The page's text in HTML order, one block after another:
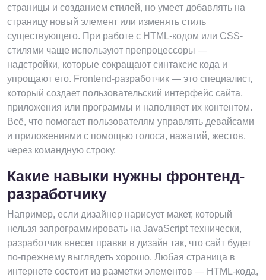
страницы и созданием стилей, но умеет добавлять на
страницу новый элемент или изменять стиль
существующего. При работе с HTML-кодом или CSS-
стилями чаще используют препроцессоры —
надстройки, которые сокращают синтаксис кода и
упрощают его. Frontend-разработчик — это специалист,
который создает пользовательский интерфейс сайта,
приложения или программы и наполняет их контентом.
Всё, что помогает пользователям управлять девайсами
и приложениями с помощью голоса, нажатий, жестов,
через командную строку.
Какие навыки нужны фронтенд-
разработчику
Например, если дизайнер нарисует макет, который
нельзя запрограммировать на JavaScript технически,
разработчик внесет правки в дизайн так, что сайт будет
по-прежнему выглядеть хорошо. Любая страница в
интернете состоит из разметки элементов — HTML-кода,